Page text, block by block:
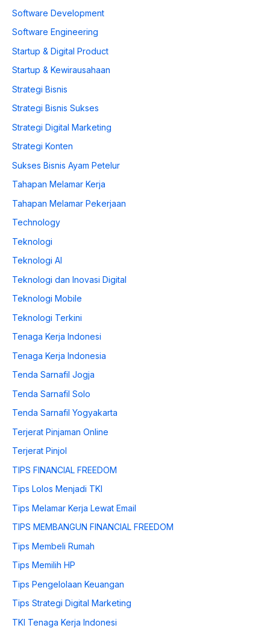
Software Development
Software Engineering
Startup & Digital Product
Startup & Kewirausahaan
Strategi Bisnis
Strategi Bisnis Sukses
Strategi Digital Marketing
Strategi Konten
Sukses Bisnis Ayam Petelur
Tahapan Melamar Kerja
Tahapan Melamar Pekerjaan
Technology
Teknologi
Teknologi AI
Teknologi dan Inovasi Digital
Teknologi Mobile
Teknologi Terkini
Tenaga Kerja Indonesi
Tenaga Kerja Indonesia
Tenda Sarnafil Jogja
Tenda Sarnafil Solo
Tenda Sarnafil Yogyakarta
Terjerat Pinjaman Online
Terjerat Pinjol
TIPS FINANCIAL FREEDOM
Tips Lolos Menjadi TKI
Tips Melamar Kerja Lewat Email
TIPS MEMBANGUN FINANCIAL FREEDOM
Tips Membeli Rumah
Tips Memilih HP
Tips Pengelolaan Keuangan
Tips Strategi Digital Marketing
TKI Tenaga Kerja Indonesi